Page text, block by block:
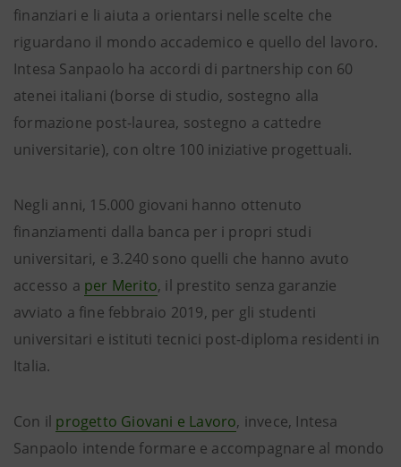
finanziari e li aiuta a orientarsi nelle scelte che
riguardano il mondo accademico e quello del lavoro.
Intesa Sanpaolo ha accordi di partnership con 60
atenei italiani (borse di studio, sostegno alla
formazione post-laurea, sostegno a cattedre
universitarie), con oltre 100 iniziative progettuali.
Negli anni, 15.000 giovani hanno ottenuto
finanziamenti dalla banca per i propri studi
universitari, e 3.240 sono quelli che hanno avuto
accesso a per Merito, il prestito senza garanzie
avviato a fine febbraio 2019, per gli studenti
universitari e istituti tecnici post-diploma residenti in
Italia.
Con il progetto Giovani e Lavoro, invece, Intesa
Sanpaolo intende formare e accompagnare al mondo